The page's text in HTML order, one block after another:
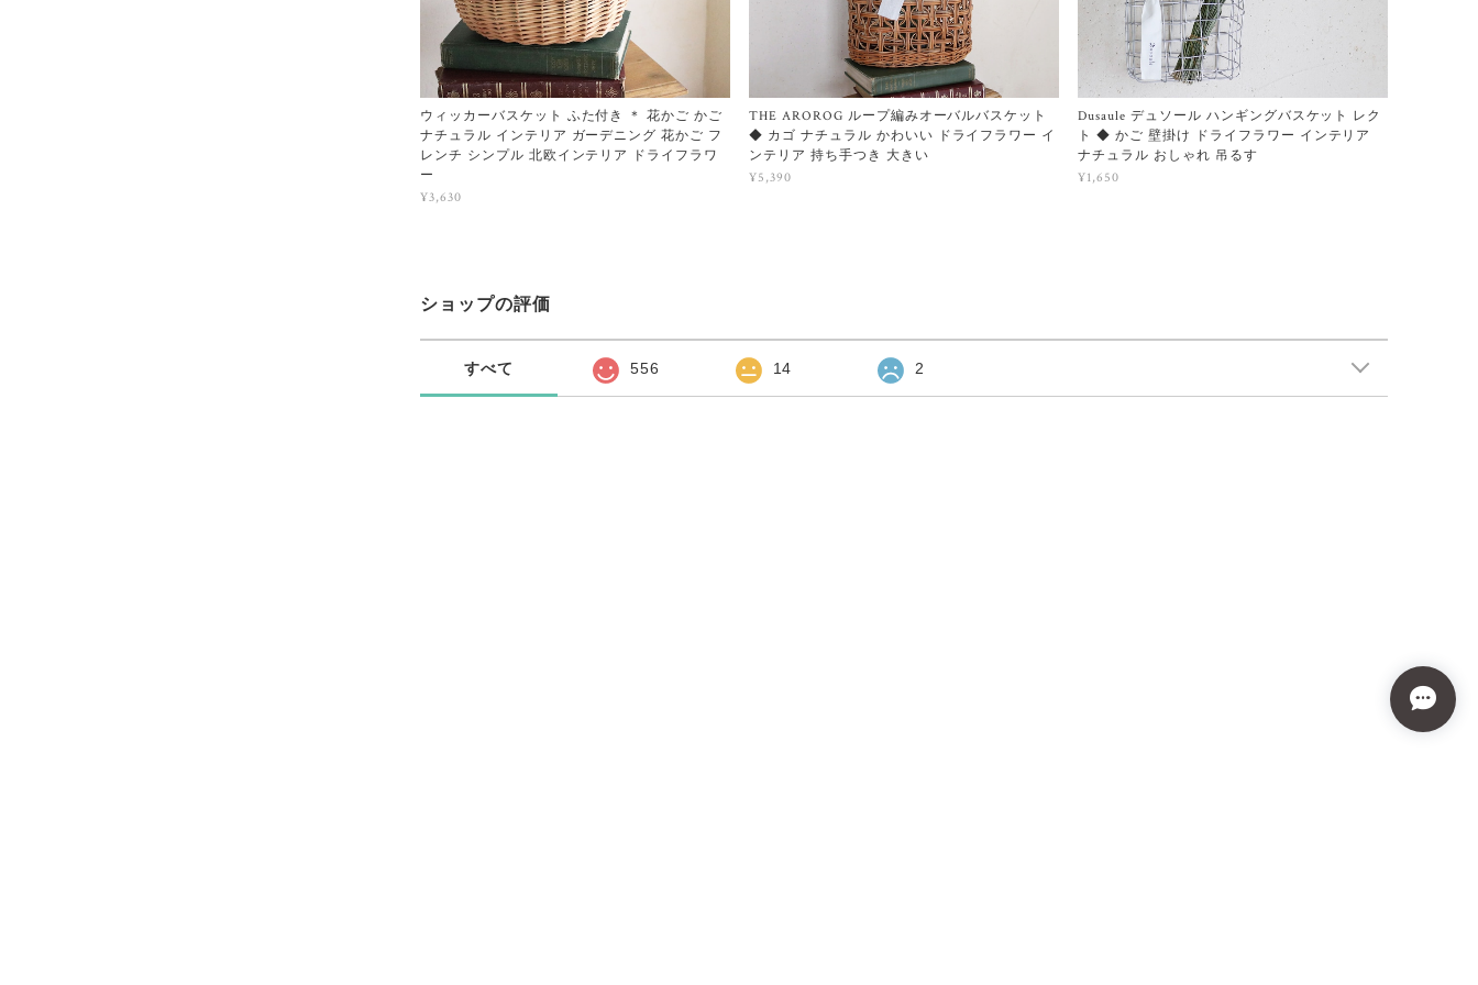
ウィッカーバスケット ふた付き ＊ 花かご かご
ナチュラル インテリア ガーデニング 花かご フ
レンチ シンプル 北欧インテリア ドライフラワ
ー
¥3,630
THE AROROG ループ編みオーバルバスケット
◆ カゴ ナチュラル かわいい ドライフラワー イ
ンテリア 持ち手つき 大きい
¥5,390
Dusaule デュソール ハンギングバスケット レク
ト ◆ かご 壁掛け ドライフラワー インテリア
ナチュラル おしゃれ 吊るす
¥1,650
ショップの評価
すべて 556 14 2